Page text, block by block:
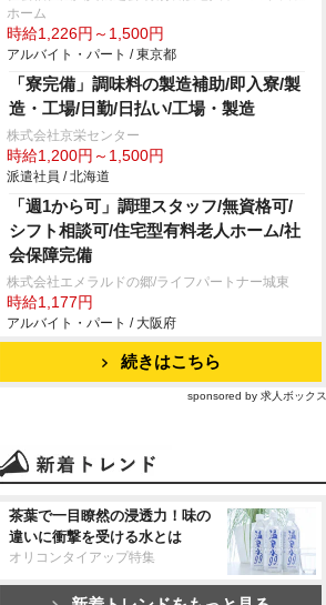
ホーム
時給1,226円～1,500円
アルバイト・パート / 東京都
「寮完備」調味料の製造補助/即入寮/製
造・工場/日勤/日払い/工場・製造
株式会社京栄センター
時給1,200円～1,500円
派遣社員 / 北海道
「週1から可」調理スタッフ/無資格可/
シフト相談可/住宅型有料老人ホーム/社
会保障完備
株式会社エメラルドの郷/ライフパートナー城東
時給1,177円
アルバイト・パート / 大阪府
続きはこちら
sponsored by 求人ボックス
茶葉で一目瞭然の浸透力！味の
違いに衝撃を受ける水とは
オリコンタイアップ特集